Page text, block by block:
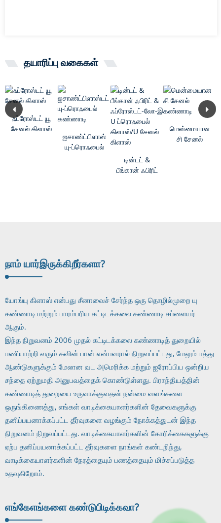
தயாரிப்பு வகைகள்
ஃப்ரோஸ்டட் யூ
சேனல் கிளாஸ்
ஐசாண்ட்பிளாஸ்டட்
யு-ப்ரொஃபைல்
டின்டட் &
பீங்கான் ஃபிரிட்
மென்மையான
சி சேனல்
நாம் யார்இருக்கிறீர்களா?
யோங்யு கிளாஸ் என்பது சீனாவைச் சேர்ந்த ஒரு தொழில்முறை யு
கண்ணாடி மற்றும் பாரம்பரிய கட்டிடக்கலை கண்ணாடி சப்ளையர்
ஆகும்.
இந்த நிறுவனம் 2006 முதல் கட்டிடக்கலை கண்ணாடித் துறையில்
பணியாற்றி வரும் கவின் பான் என்பவரால் நிறுவப்பட்டது, மேலும் பத்து
ஆண்டுகளுக்கும் மேலான வட அமெரிக்க மற்றும் ஐரோப்பிய ஒன்றிய
சந்தை ஏற்றுமதி அனுபவத்தைக் கொண்டுள்ளது. பிராந்தியத்தின்
கண்ணாடித் துறையை உருவாக்குவதன் நன்மை வளங்களை
ஒருங்கிணைத்து, எங்கள் வாடிக்கையாளர்களின் தேவைகளுக்கு
தனிப்பயனாக்கப்பட்ட தீர்வுகளை வழங்கும் நோக்கத்துடன் இந்த
நிறுவனம் நிறுவப்பட்டது. வாடிக்கையாளர்களின் கோரிக்கைகளுக்கு
ஏற்ப தனிப்பயனாக்கப்பட்ட தீர்வுகளை நாங்கள் கண்டறிந்து,
வாடிக்கையாளர்களின் நேரத்தையும் பணத்தையும் மிச்சப்படுத்த
உதவுகிறோம்.
எங்கேஎங்களை கண்டுபிடிக்கவா?